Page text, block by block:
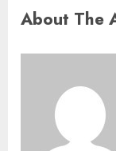
About The